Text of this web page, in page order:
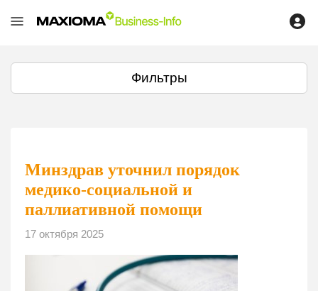
Фильтры
Минздрав уточнил порядок
медико-социальной и
паллиативной помощи
17 октября 2025